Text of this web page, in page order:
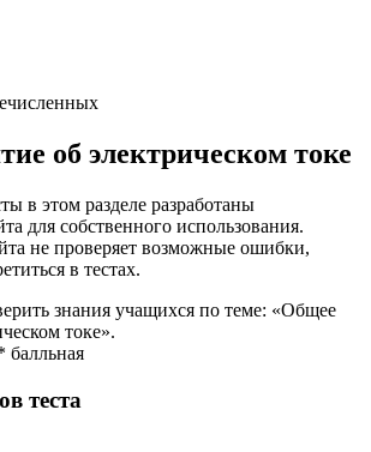
об электрическом токе
в этом разделе разработаны
для собственного использования.
не проверяет возможные ошибки,
в тестах.
знания учащихся по теме: «Общее
токе».
балльная
теста